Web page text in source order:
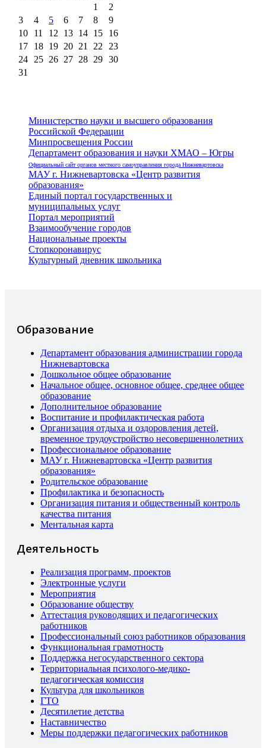
1
2
3
4 5 6 7 8
9
10
11 12 13 14 15
16
17
18 19 20 21 22
23
24
25 26 27 28 29 30
31
Министерство науки и высшего образования
Российской Федерации
Минпросвещения России
Департамент образования и науки ХМАО – Югры
Официальный сайт органов местного самоуправления города Нижневартовска
МАУ г. Нижневартовска «Центр развития
образования»
Единый портал государственных и
муниципальных услуг
Портал мероприятий
Взаимообучение городов
Национальные проекты
Стопкоронавирус
Культурный дневник школьника
Образование
Департамент образования администрации города
Нижневартовска
Дошкольное общее образование
Начальное общее, основное общее, среднее общее
образование
Дополнительное образование
Воспитание и профилактическая работа
Организация отдыха и оздоровления детей,
временное трудоустройство несовершеннолетних
Профессиональное образование
МАУ г. Нижневартовска «Центр развития
образования»
Родительское образование
Профилактика и безопасность
Организация питания и общественный контроль
качества питания
Ментальная карта
Деятельность
Реализация программ, проектов
Электронные услуги
Мероприятия
Образование обществу
Аттестация руководящих и педагогических
работников
Профессиональный союз работников образования
Функциональная грамотность
Поддержка негосударственного сектора
Территориальная психолого-медико-
педагогическая комиссия
Культура для школьников
ГТО
Десятилетие детства
Наставничество
Меры поддержки педагогических работников